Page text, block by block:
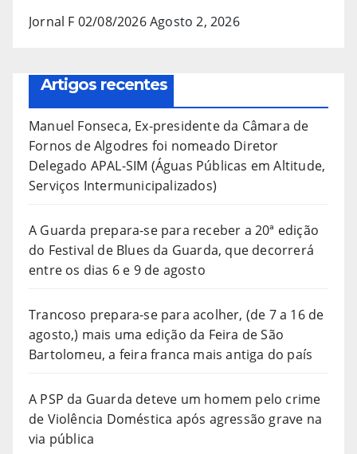
Jornal F 02/08/2026Agosto 2, 2026
Artigos recentes
Manuel Fonseca, Ex-presidente da Câmara de
Fornos de Algodres foi nomeado Diretor
Delegado APAL-SIM (Águas Públicas em Altitude,
Serviços Intermunicipalizados)
A Guarda prepara-se para receber a 20ª edição
do Festival de Blues da Guarda, que decorrerá
entre os dias 6 e 9 de agosto
Trancoso prepara-se para acolher, (de 7 a 16 de
agosto,) mais uma edição da Feira de São
Bartolomeu, a feira franca mais antiga do país
A PSP da Guarda deteve um homem pelo crime
de Violência Doméstica após agressão grave na
via pública